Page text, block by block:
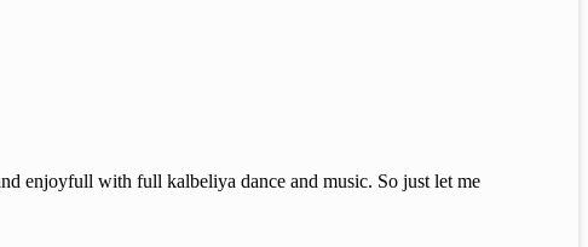
enjoyfull with full kalbeliya dance and music. So just let me